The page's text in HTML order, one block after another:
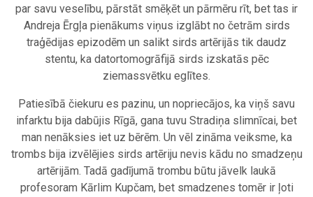
par savu veselību, pārstāt smēķēt un pārmēru rīt, bet tas ir
Andreja Ērgļa pienākums viņus izglābt no četrām sirds
traģēdijas epizodēm un salikt sirds artērijās tik daudz
stentu, ka datortomogrāfijā sirds izskatās pēc
ziemassvētku eglītes.
Patiesībā čiekuru es pazinu, un nopriecājos, ka viņš savu
infarktu bija dabūjis Rīgā, gana tuvu Stradiņa slimnīcai, bet
man nenāksies iet uz bērēm. Un vēl zināma veiksme, ka
trombs bija izvēlējies sirds artēriju nevis kādu no smadzeņu
artērijām. Tadā gadījumā trombu būtu jāvelk laukā
profesoram Kārlim Kupčam, bet smadzenes tomēr ir ļoti